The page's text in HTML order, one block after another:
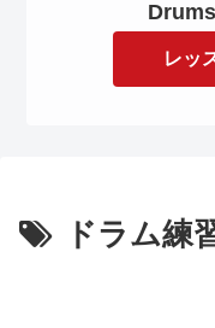
レッ
ドラム練